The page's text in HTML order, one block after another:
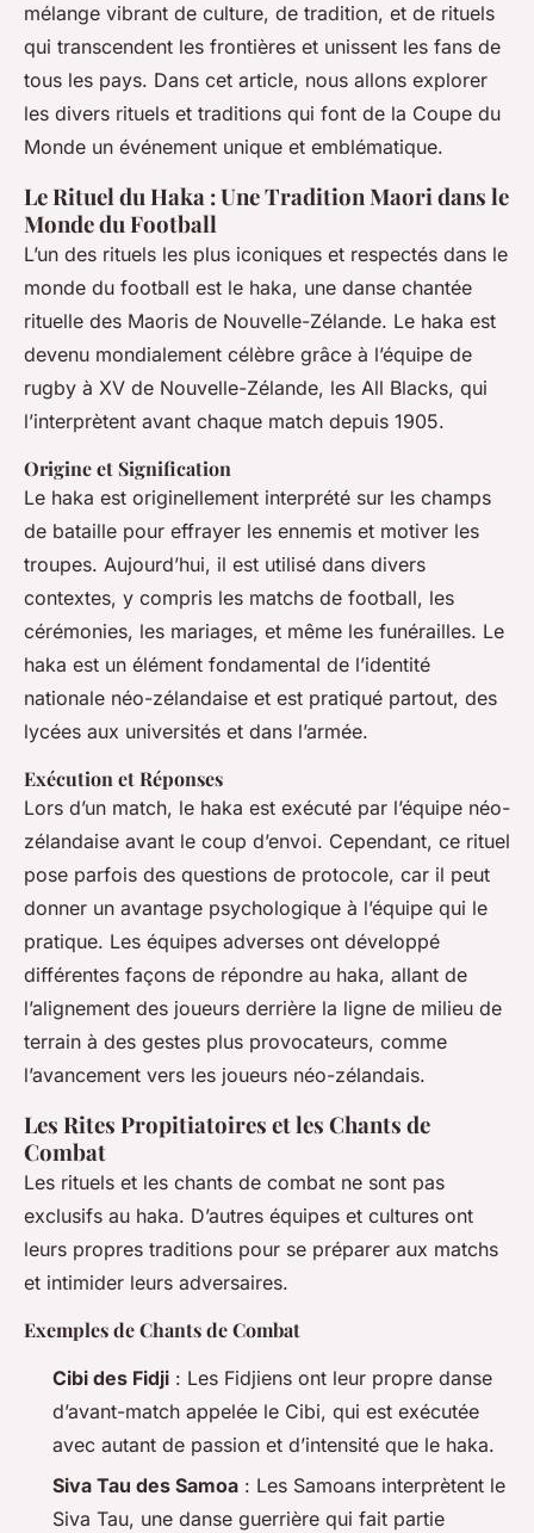
mélange vibrant de culture, de tradition, et de rituels
qui transcendent les frontières et unissent les fans de
tous les pays. Dans cet article, nous allons explorer
les divers rituels et traditions qui font de la Coupe du
Monde un événement unique et emblématique.
Le Rituel du Haka : Une Tradition Maori dans le
Monde du Football
L’un des rituels les plus iconiques et respectés dans le
monde du football est le haka, une danse chantée
rituelle des Maoris de Nouvelle-Zélande. Le haka est
devenu mondialement célèbre grâce à l’équipe de
rugby à XV de Nouvelle-Zélande, les All Blacks, qui
l’interprètent avant chaque match depuis 1905.
Origine et Signification
Le haka est originellement interprété sur les champs
de bataille pour effrayer les ennemis et motiver les
troupes. Aujourd’hui, il est utilisé dans divers
contextes, y compris les matchs de football, les
cérémonies, les mariages, et même les funérailles. Le
haka est un élément fondamental de l’identité
nationale néo-zélandaise et est pratiqué partout, des
lycées aux universités et dans l’armée.
Exécution et Réponses
Lors d’un match, le haka est exécuté par l’équipe néo-
zélandaise avant le coup d’envoi. Cependant, ce rituel
pose parfois des questions de protocole, car il peut
donner un avantage psychologique à l’équipe qui le
pratique. Les équipes adverses ont développé
différentes façons de répondre au haka, allant de
l’alignement des joueurs derrière la ligne de milieu de
terrain à des gestes plus provocateurs, comme
l’avancement vers les joueurs néo-zélandais.
Les Rites Propitiatoires et les Chants de
Combat
Les rituels et les chants de combat ne sont pas
exclusifs au haka. D’autres équipes et cultures ont
leurs propres traditions pour se préparer aux matchs
et intimider leurs adversaires.
Exemples de Chants de Combat
Cibi des Fidji : Les Fidjiens ont leur propre danse
d’avant-match appelée le Cibi, qui est exécutée
avec autant de passion et d’intensité que le haka.
Siva Tau des Samoa : Les Samoans interprètent le
Siva Tau, une danse guerrière qui fait partie